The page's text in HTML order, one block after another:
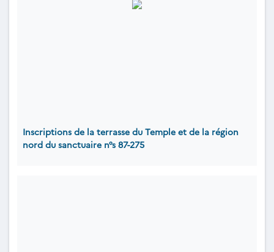
Inscriptions de la terrasse du Temple et de la région
nord du sanctuaire n°s 87-275